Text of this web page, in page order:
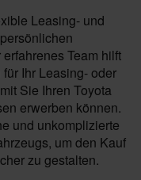
Leasing- und
Team hilft
Ihr Leasing- oder
Sie Ihren Toyota
erwerben können.
und unkomplizierte
um den Kauf
zu gestalten.